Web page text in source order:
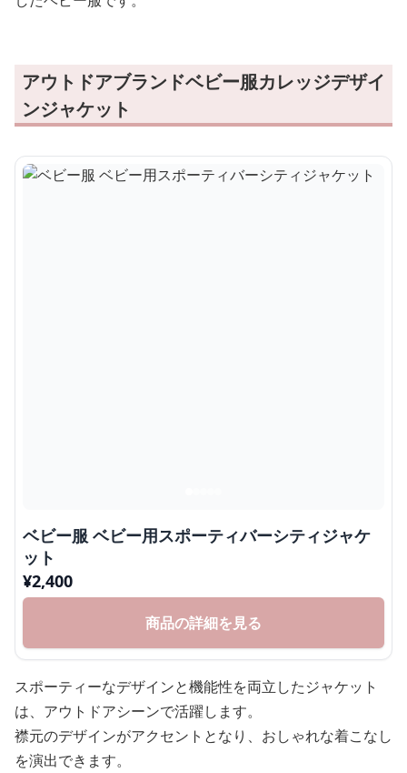
アウトドアブランドベビー服カレッジデザイ
ンジャケット
ベビー服 ベビー用スポーティバーシティジャケ
ット
¥2,400
商品の詳細を見る
スポーティーなデザインと機能性を両立したジャケット
は、アウトドアシーンで活躍します。
襟元のデザインがアクセントとなり、おしゃれな着こなし
を演出できます。